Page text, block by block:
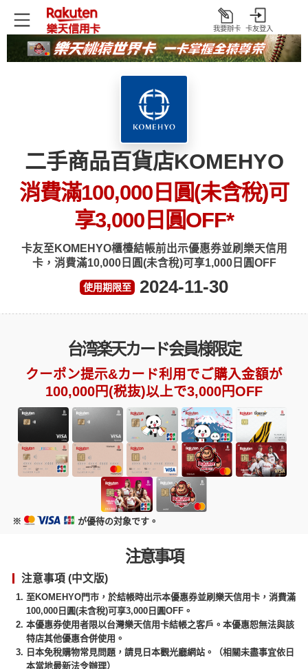
打
我要辦卡 卡友登入
二手商品百貨店KOMEHYO
消費滿100,000日圓(未含稅)可
享3,000日圓OFF*
卡友至KOMEHYO櫃檯結帳前出示優惠券並刷樂天信用
卡，消費滿10,000日圓(未含稅)可享1,000日圓OFF
使用期限至 2024-11-30
台湾楽天カード会員様限定
クーポン提示&カード利用でご購入金額が
100,000円(税抜)以上で3,000円OFF
※ が優待の対象です。
注意事項
注意事項 (中文版)
至KOMEHYO門市，於結帳時出示本優惠券並刷樂天信用卡，消費滿
100,000日圓(未含稅)可享3,000日圓OFF。
本優惠券使用者限以台灣樂天信用卡結帳之客戶。本優惠恕無法與該
特店其他優惠合併使用。
日本免稅購物常見問題，請見日本觀光廳網站。（相關未盡事宜依日
本當地最新法令辦理）